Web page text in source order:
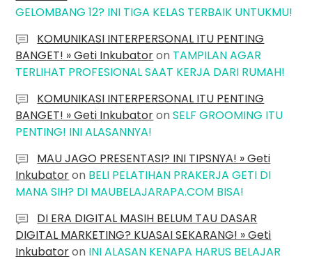
GELOMBANG 12? INI TIGA KELAS TERBAIK UNTUKMU!
KOMUNIKASI INTERPERSONAL ITU PENTING
BANGET! » Geti Inkubatoron TAMPILAN AGAR
TERLIHAT PROFESIONAL SAAT KERJA DARI RUMAH!
KOMUNIKASI INTERPERSONAL ITU PENTING
BANGET! » Geti InkubatoronSELF GROOMING ITU
PENTING! INI ALASANNYA!
MAU JAGO PRESENTASI? INI TIPSNYA! » Geti
Inkubatoron BELI PELATIHAN PRAKERJA GETI DI
MANA SIH? DI MAUBELAJARAPA.COM BISA!
DI ERA DIGITAL MASIH BELUM TAU DASAR
DIGITAL MARKETING? KUASAI SEKARANG! » Geti
Inkubatoron INI ALASAN KENAPA HARUS BELAJAR